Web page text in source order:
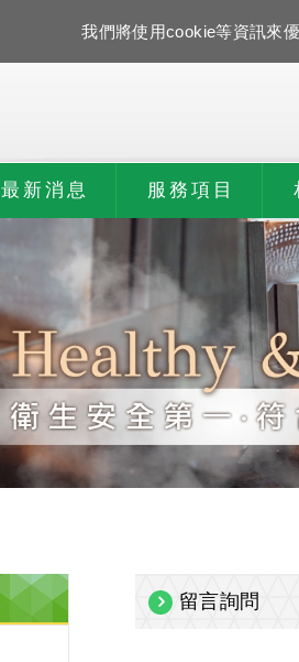
我們將使用cookie等資訊來
最新消息 服務項目
留言詢問